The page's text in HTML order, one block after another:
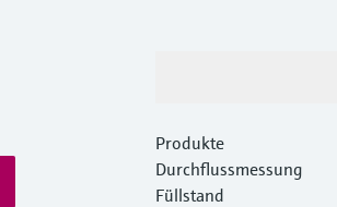
Produkte
Durchflussmessung
Füllstand